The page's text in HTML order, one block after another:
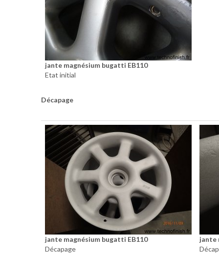
jante magnésium bugatti EB110
Etat initial
Décapage
jante magnésium bugatti EB110
Décapage
jante